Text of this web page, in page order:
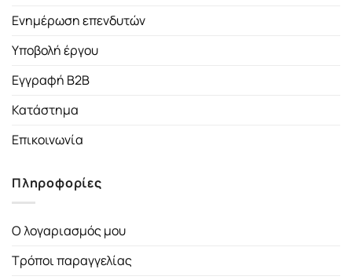
Ενημέρωση επενδυτών
Υποβολή έργου
Εγγραφή B2B
Κατάστημα
Επικοινωνία
Πληροφορίες
Ο λογαριασμός μου
Τρόποι παραγγελίας